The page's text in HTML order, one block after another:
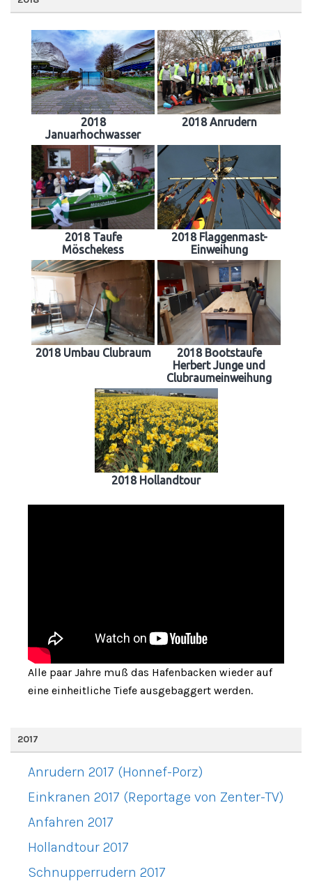
2018
Januarhochwasser
2018 Anrudern
2018 Taufe
Möschekess
2018 Flaggenmast-
Einweihung
2018 Umbau Clubraum
2018 Bootstaufe
Herbert Junge und
Clubraumeinweihung
2018 Hollandtour
Alle paar Jahre muß das Hafenbacken wieder auf
eine einheitliche Tiefe ausgebaggert werden.
2017
Anrudern 2017 (Honnef-Porz)
Einkranen 2017 (Reportage von Zenter-TV)
Anfahren 2017
Hollandtour 2017
Schnupperrudern 2017